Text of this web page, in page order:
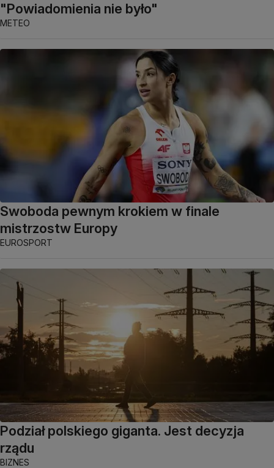
"Powiadomienia nie było"
METEO
Swoboda pewnym krokiem w finale
mistrzostw Europy
EUROSPORT
Podział polskiego giganta. Jest decyzja
rządu
BIZNES